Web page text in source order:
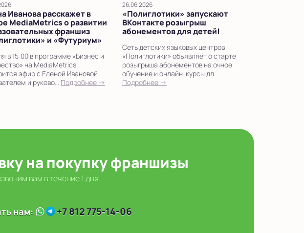
Иванова расскажет в
MediaMetrics о развитии
франшиз
и «Футуриум»
в 15:00 в программе «Бизнес и
на MediaMetrics
эфир с Еленой Ивановой —
и руково... Подробнее →
26.06.2026
«Полиглотики» запускают
ВКонтакте розыгрыш
абонементов для детей!
Сеть детских языковых центров
«Полиглотики» объявляет о старте
розыгрыша абонементов на очное
обучение и онлайн-курсы дл...
Подробнее →
на покупку франшизы
вам в течение 1 дня.
нам: +7 812 775-14-06